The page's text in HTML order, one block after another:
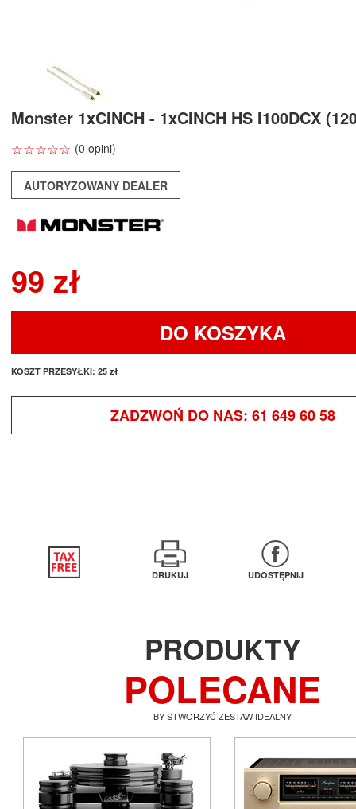
Monster 1xCINCH - 1xCINCH HS I100DCX
☆☆☆☆☆
★★★★★ (0 opini)
AUTORYZOWANY DEALER
99 zł
DO KOSZYKA
KOSZT PRZESYŁKI: 25 zł
ZADZWOŃ DO NAS: 61 649 60 58
DRUKUJ UDOSTĘPNIJ
PRODUKTY
POLECANE
BY STWORZYĆ ZESTAW IDEALNY